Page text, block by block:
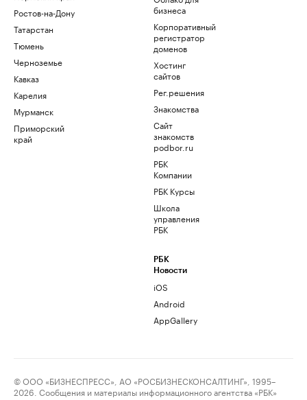
Ростов-на-Дону
Татарстан
Тюмень
Черноземье
Кавказ
Карелия
Мурманск
Приморский
край
бизнеса
Корпоративный
регистратор
доменов
Хостинг
сайтов
Рег.решения
Знакомства
Сайт
знакомств
podbor.ru
РБК
Компании
РБК Курсы
Школа
управления
РБК
РБК
Новости
iOS
Android
AppGallery
© ООО «БИЗНЕСПРЕСС», АО «РОСБИЗНЕСКОНСАЛТИНГ», 1995–
2026. Сообщения и материалы информационного агентства «РБК»